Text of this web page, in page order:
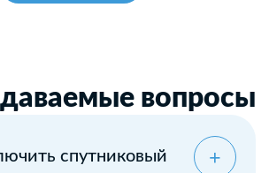
вопросы
спутниковый